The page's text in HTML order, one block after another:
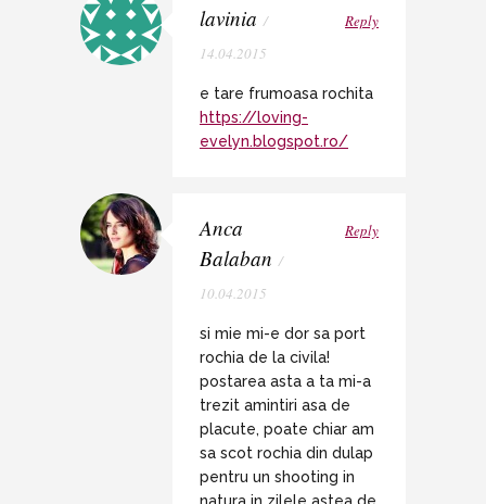
lavinia /
14.04.2015
Reply
e tare frumoasa rochita
https://loving-
evelyn.blogspot.ro/
Anca
Balaban /
10.04.2015
Reply
si mie mi-e dor sa port
rochia de la civila!
postarea asta a ta mi-a
trezit amintiri asa de
placute, poate chiar am
sa scot rochia din dulap
pentru un shooting in